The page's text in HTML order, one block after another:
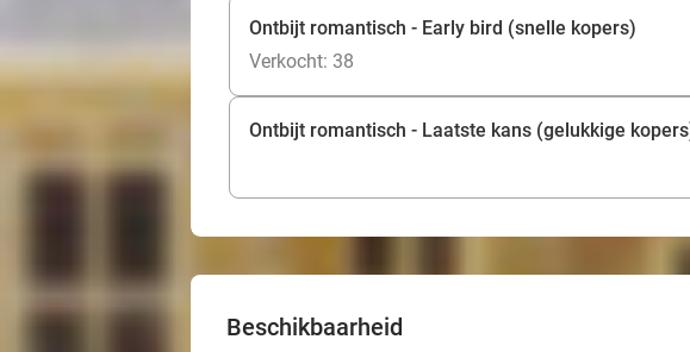
Ontbijt romantisch - Early bird (snelle kopers)
Verkocht: 38
Ontbijt romantisch - Laatste kans (gelukkige
Beschikbaarheid